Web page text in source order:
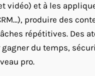
vidéo) et à les
produire des
répétitives. Des
du temps,
pro.